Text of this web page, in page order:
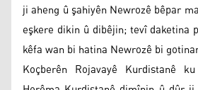
ji aheng û şahiyên Newrozê bêpar
eşkere dikin û dibêjin; tevî daketina
kêfa wan bi hatina Newrozê bi
Koçberên Rojavayê Kurdistanê